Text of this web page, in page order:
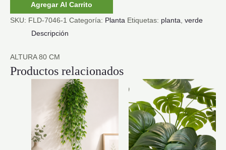
cantidad
Agregar Al Carrito
SKU: FLD-7046-1 Categoría: Planta Etiquetas: planta verde
Descripción
ALTURA 80 CM
Productos relacionados